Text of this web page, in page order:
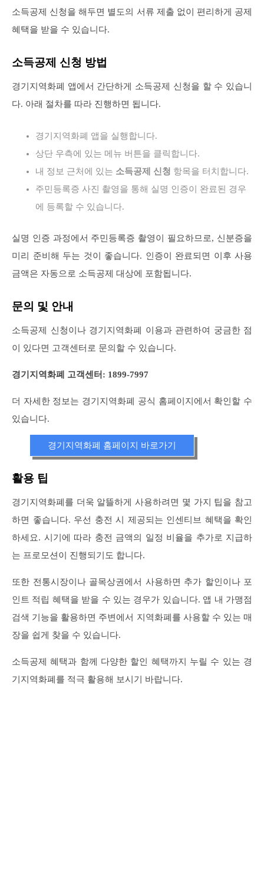
소득공제 신청을 해두면 별도의 서류 제출 없이 편리하게 공제
혜택을 받을 수 있습니다.
소득공제 신청 방법
경기지역화폐 앱에서 간단하게 소득공제 신청을 할 수 있습니
다. 아래 절차를 따라 진행하면 됩니다.
경기지역화폐 앱을 실행합니다.
상단 우측에 있는 메뉴 버튼을 클릭합니다.
내 정보 근처에 있는 소득공제 신청 항목을 터치합니다.
주민등록증 사진 촬영을 통해 실명 인증이 완료된 경우
에 등록할 수 있습니다.
실명 인증 과정에서 주민등록증 촬영이 필요하므로, 신분증을
미리 준비해 두는 것이 좋습니다. 인증이 완료되면 이후 사용
금액은 자동으로 소득공제 대상에 포함됩니다.
문의 및 안내
소득공제 신청이나 경기지역화폐 이용과 관련하여 궁금한 점
이 있다면 고객센터로 문의할 수 있습니다.
경기지역화폐 고객센터: 1899-7997
더 자세한 정보는 경기지역화폐 공식 홈페이지에서 확인할 수
있습니다.
경기지역화폐 홈페이지 바로가기
활용 팁
경기지역화폐를 더욱 알뜰하게 사용하려면 몇 가지 팁을 참고
하면 좋습니다. 우선 충전 시 제공되는 인센티브 혜택을 확인
하세요. 시기에 따라 충전 금액의 일정 비율을 추가로 지급하
는 프로모션이 진행되기도 합니다.
또한 전통시장이나 골목상권에서 사용하면 추가 할인이나 포
인트 적립 혜택을 받을 수 있는 경우가 있습니다. 앱 내 가맹점
검색 기능을 활용하면 주변에서 지역화폐를 사용할 수 있는 매
장을 쉽게 찾을 수 있습니다.
소득공제 혜택과 함께 다양한 할인 혜택까지 누릴 수 있는 경
기지역화폐를 적극 활용해 보시기 바랍니다.